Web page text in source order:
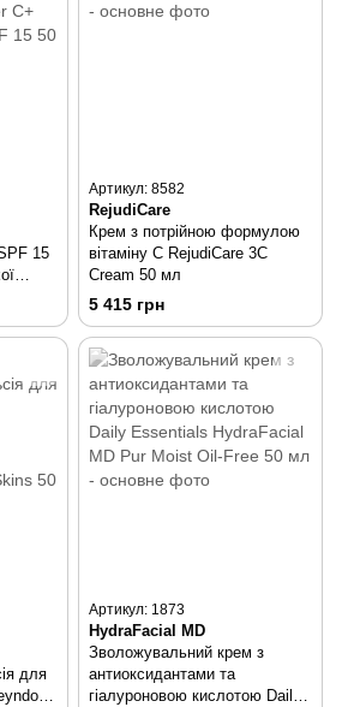
15
50
Артикул: 8582
RejudiCare
Крем з потрійною формулою
вітаміну C RejudiCare 3C
Cream 50 мл
5 415 грн
для
Артикул: 1873
HydraFacial MD
Зволожувальний крем з
антиоксидантами та
гіалуроновою кислотою Daily